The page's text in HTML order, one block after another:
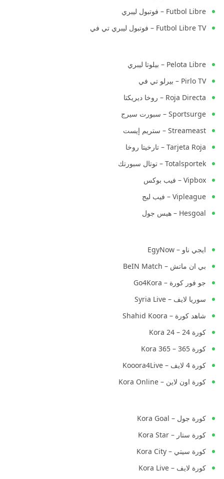
Futbol Libre – فوتبول ليبري
Futbol Libre TV – فوتبول ليبري تي في
Pelota Libre – بيلوتا ليبري
Pirlo TV – بيرلو تي في
Roja Directa – روخا ديريكتا
Sportsurge – سبورت سيرج
Streameast – ستريم إيست
Tarjeta Roja – تارخيتا روخا
Totalsportek – توتال سبورتك
Vipbox – فيب بوكس
Vipleague – فيب ليج
Hesgoal – هيس جول
ايجي ناو – EgyNow
بي ان ماتش – BeIN Match
جو فور كورة – Go4Kora
سوريا لايف – Syria Live
شاهد كورة – Shahid Koora
كورة 24 – Kora 24
كورة 365 – Kora 365
كورة 4 لايف – Kooora4Live
كورة اون لاين – Kora Online
كورة جول – Kora Goal
كورة ستار – Kora Star
كورة سيتي – Kora City
كورة لايف – Kora Live